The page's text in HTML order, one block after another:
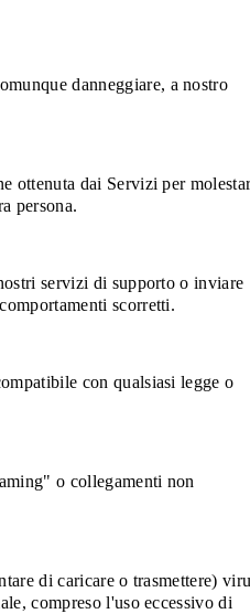
danneggiare, a nostro
ottenuta dai Servizi per
persona.
servizi di supporto o inviare
scorretti.
con qualsiasi legge o
o collegamenti non
di caricare o trasmettere)
compreso l'uso eccessivo di